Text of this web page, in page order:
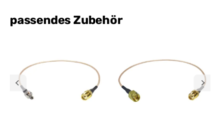
passendes Zubehör